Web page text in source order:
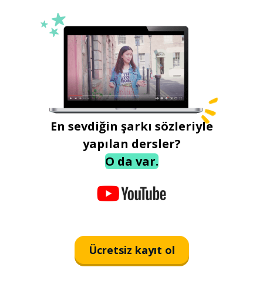
En sevdiğin şarkı sözleriyle
yapılan dersler?
O da var.
Ücretsiz kayıt ol